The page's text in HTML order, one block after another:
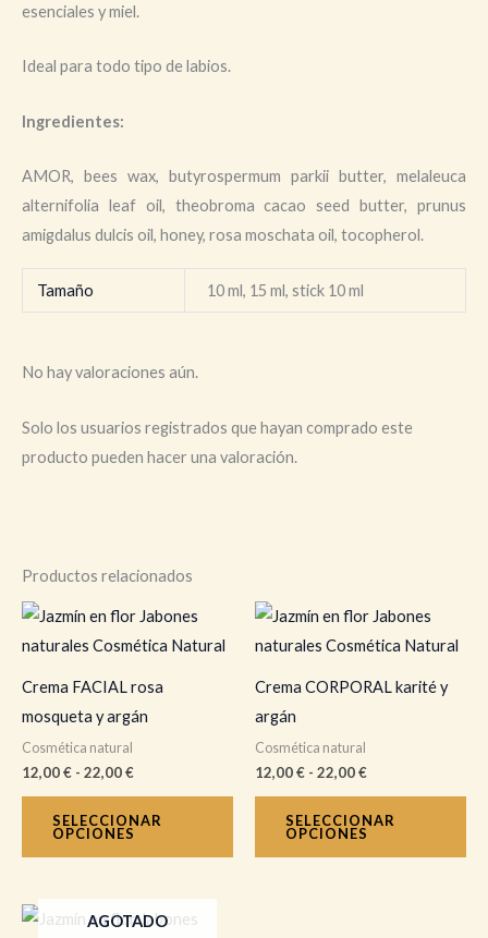
esenciales y miel.
Ideal para todo tipo de labios.
Ingredientes:
AMOR, bees wax, butyrospermum parkii butter, melaleuca
alternifolia leaf oil, theobroma cacao seed butter, prunus
amigdalus dulcis oil, honey, rosa moschata oil, tocopherol.
Tamaño 10 ml, 15 ml, stick 10 ml
No hay valoraciones aún.
Solo los usuarios registrados que hayan comprado este
producto pueden hacer una valoración.
Productos relacionados
Crema FACIAL rosa
mosqueta y argán
Cosmética natural
12,00€ - 22,00€
Rango
de
precios:
12,00 €
22,00 €
SELECCIONAR
OPCIONES
Este
producto
Crema CORPORAL karité y
argán
Cosmética natural
12,00€ - 22,00€
Rango
de
precios:
12,00 €
SELECCIONAR
OPCIONES
AGOTADO